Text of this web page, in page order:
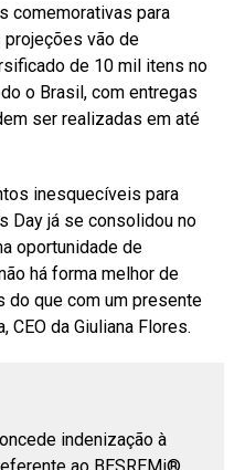
comemorativas para
vão de
de 10 mil itens no
o Brasil, com entregas
ser realizadas em até
inesquecíveis para
Day já se consolidou no
oportunidade de
há forma melhor de
que com um presente
CEO da Giuliana Flores.